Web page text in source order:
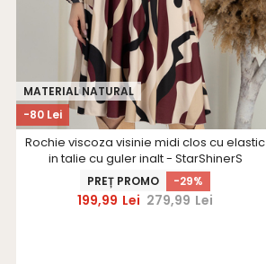
-80 Lei
MATERIAL NATURAL
Rochie viscoza visinie midi clos cu elastic
in talie cu guler inalt - StarShinerS
PREȚ PROMO -29%
199,99 Lei 279,99 Lei